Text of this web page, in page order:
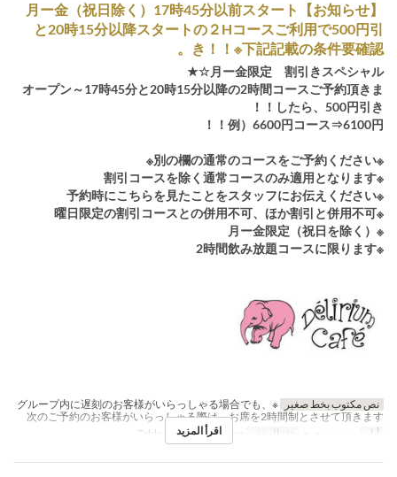
【お知らせ】月ー金（祝日除く）17時45分以前スタート
と20時15分以降スタートの２Hコースご利用で500円引
き！！※下記記載の条件要確認。
月ー金限定 割引きスペシャル☆★
オープン～17時45分と20時15分以降の2時間コースご予約頂きま
したら、500円引き！！
例）6600円コース⇒6100円！！
※別の欄の通常のコースをご予約ください※
※割引コースを除く通常コースのみ適用となります
※予約時にこちらを見たことをスタッフにお伝えください
※曜日限定の割引コースとの併用不可、ほか割引と併用不可
※月ー金限定（祝日を除く）
※2時間飲み放題コースに限ります
نص مكتوب بخط صغير
※グループ内に遅刻のお客様がいらっしゃる場合でも、
次のご予約のお客様がいらっしゃる際は、お席を2時間制とさせて頂きます
أيام
فئة المقعد اقرأ المزيد